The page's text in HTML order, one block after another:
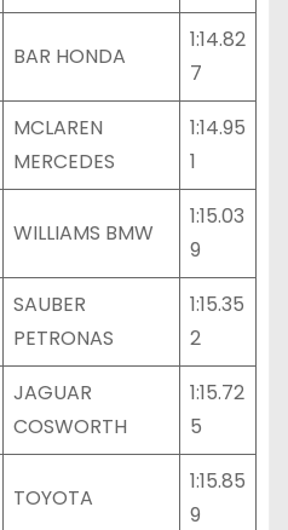
BAR HONDA
1:14.82
7
MCLAREN
MERCEDES
1:14.95
1
WILLIAMS BMW
1:15.03
9
SAUBER
PETRONAS
1:15.35
2
JAGUAR
COSWORTH
1:15.72
5
TOYOTA
1:15.85
9